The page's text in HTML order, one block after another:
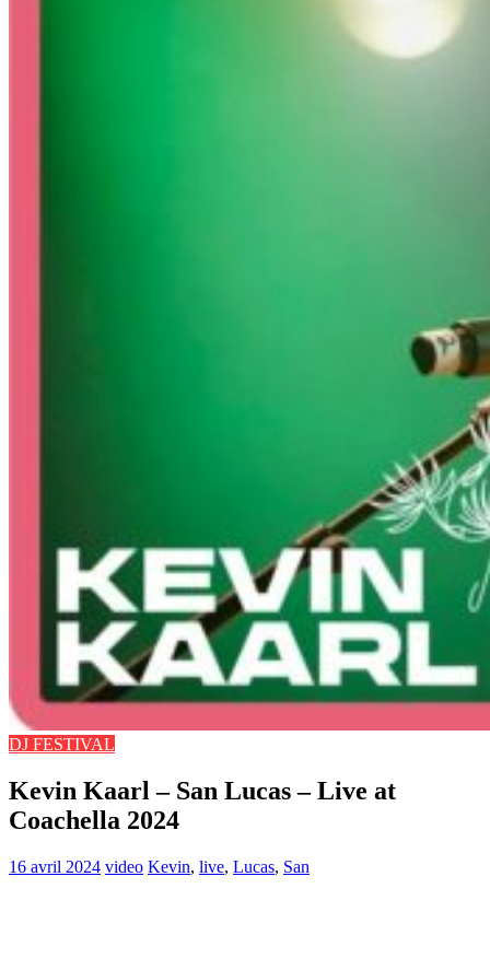
DJ FESTIVAL
Kevin Kaarl – San Lucas – Live at
Coachella 2024
16 avril 2024 video Kevin, live, Lucas, San